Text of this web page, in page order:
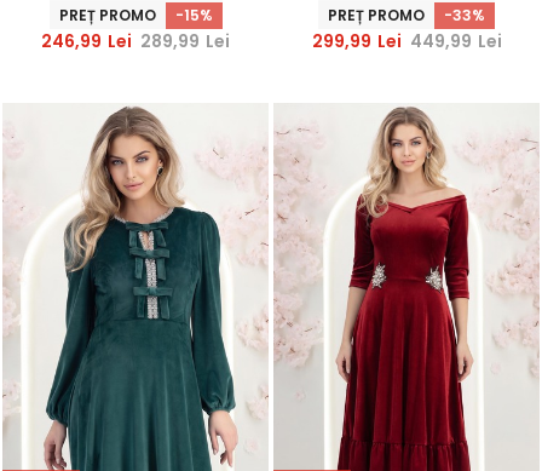
sferturi - StarShinerS
PREȚ PROMO -15%
246,99 Lei 289,99 Lei
si pietre strass frontal
PREȚ PROMO -33%
299,99 Lei 449,99 Lei